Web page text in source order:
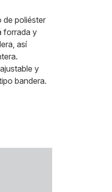
de poliéster
forrada y
así
y
bandera.